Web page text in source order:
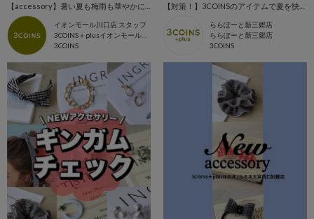
イオンモール川口店 スタッフ
3COINS＋plusイオンモール川口店
3COINS
【対策！】3COINSのアイテムで夏を快適に🏖☀️
ららぽーと新三郷店
ららぽーと新三郷店
3COINS